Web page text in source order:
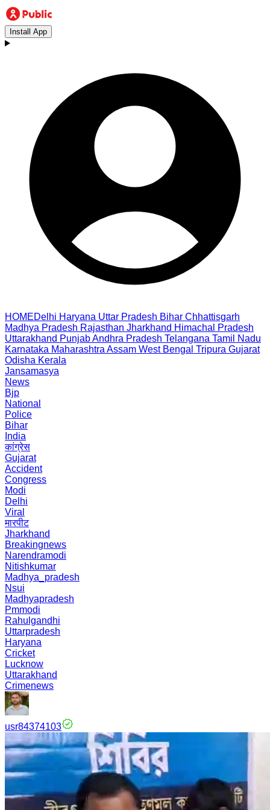
Install App
HOMEDelhi Haryana Uttar Pradesh Bihar Chhattisgarh
Madhya Pradesh Rajasthan Jharkhand Himachal Pradesh
Uttarakhand PunjabAndhra Pradesh Telangana Tamil Nadu
Karnataka Maharashtra Assam West Bengal Tripura Gujarat
Odisha Kerala
Jansamasya
News
Bjp
National
Police
Bihar
India
कांग्रेस
Gujarat
Accident
Congress
Modi
Delhi
Viral
मारपीट
Jharkhand
Breakingnews
Narendramodi
Nitishkumar
Madhya_pradesh
Nsui
Madhyapradesh
Pmmodi
Rahulgandhi
Uttarpradesh
Haryana
Cricket
Lucknow
Uttarakhand
Crimenews
usr84374103